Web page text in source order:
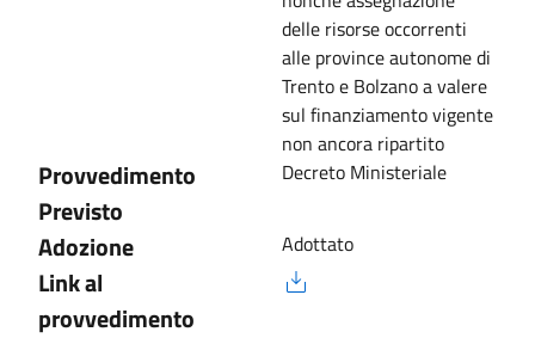
delle risorse occorrenti
alle province autonome di
Trento e Bolzano a valere
sul finanziamento vigente
non ancora ripartito
Provvedimento
Previsto
Decreto Ministeriale
Adozione Adottato
Link al
provvedimento